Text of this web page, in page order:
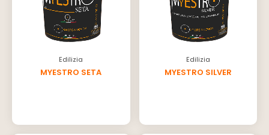
Edilizia
MYESTRO SETA
Edilizia
MYESTRO SILVER